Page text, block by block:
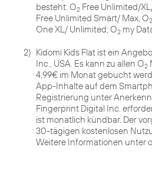
besteht: O2 Free Unlimited/
Free Unlimited Smart/ Max, O2
One XL/ Unlimited; O2
2) Kidomi Kids Flat ist ein
Inc., USA. Es kann zu allen O2
4,99€ im Monat gebucht
App-Inhalte auf dem
Registrierung unter
Fingerprint Digital Inc.
ist monatlich kündbar. Der
30-tägigen kostenlosen
Weitere Informationen unter